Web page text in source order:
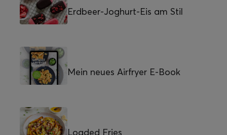
Erdbeer-Joghurt-Eis am Stil
Mein neues Airfryer E-Book
Loaded Fries